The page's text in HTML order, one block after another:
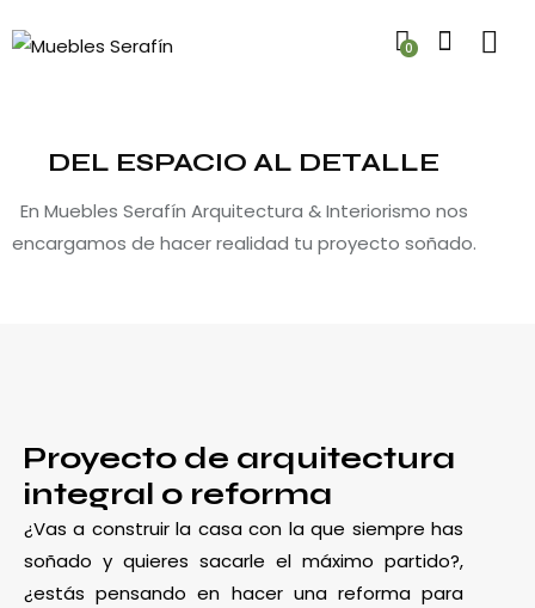
0
DEL ESPACIO AL DETALLE
En Muebles Serafín Arquitectura & Interiorismo nos
encargamos de hacer realidad tu proyecto soñado.
Proyecto de arquitectura
integral o reforma
¿Vas a construir la casa con la que siempre has
soñado y quieres sacarle el máximo partido?,
¿estás pensando en hacer una reforma para